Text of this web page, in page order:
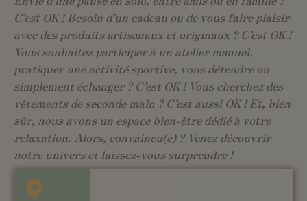
C’est OK ! Besoin d’un cadeau ou de vous faire plaisir
avec des produits artisanaux et originaux ? C’est OK !
Vous souhaitez participer à un atelier manuel,
pratiquer une activité sportive, vous détendre ou
simplement échanger ? C’est OK ! Vous cherchez des
vêtements de seconde main ? C’est aussi OK ! Et, bien
sûr, nous avons un espace bien-être dédié à votre
relaxation. Alors, convaincu(e) ? Venez découvrir
notre univers et laissez-vous surprendre !